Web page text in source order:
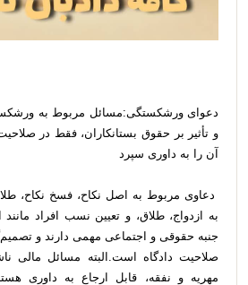
دعوای ورشکستگی:مسائل مربوط به
و تأثیر بر حقوق بستانکاران، فقط در
آن را به داوری سپرد
دعاوی مربوط به اصل نکاح، فسخ نکاح،
به ازدواج، طلاق، و تعیین نسب افراد
جنبه حقوقی و اجتماعی مهمی دارند و
صلاحیت دادگاه است.البته مسائل مالی
مهریه و نفقه، قابل ارجاع به داوری